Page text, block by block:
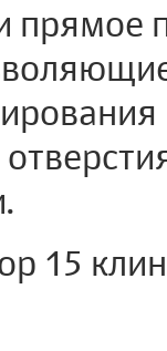
прямое
15